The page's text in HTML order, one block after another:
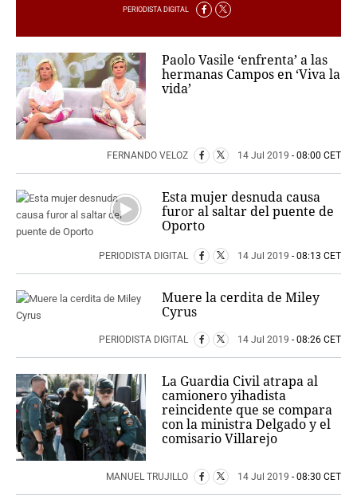
PERIODISTA DIGITAL
Paolo Vasile ‘enfrenta’ a las
hermanas Campos en ‘Viva la
vida’
FERNANDO VELOZ 14 Jul 2019 - 08:00 CET
Esta mujer desnuda causa
furor al saltar del puente de
Oporto
PERIODISTA DIGITAL 14 Jul 2019 - 08:13 CET
Muere la cerdita de Miley
Cyrus
PERIODISTA DIGITAL 14 Jul 2019 - 08:26 CET
La Guardia Civil atrapa al
camionero yihadista
reincidente que se compara
con la ministra Delgado y el
comisario Villarejo
MANUEL TRUJILLO 14 Jul 2019 - 08:30 CET